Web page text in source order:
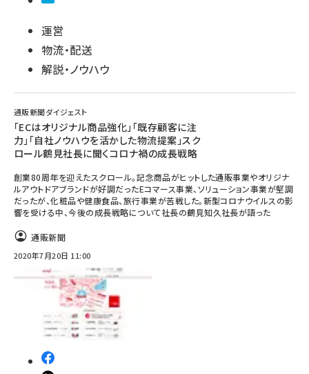
運営
物流・配送
解説・ノウハウ
通販新聞ダイジェスト
「ECはオリジナル商品強化」「既存顧客に注
力」「自社ノウハウを活かした物流提案」スク
ロール鶴見社長に聞くコロナ禍の成長戦略
創業80周年を迎えたスクロール。記念商品がヒットした通販事業やオリジナ
ルアウトドアブランドが好調だったEコマース事業、ソリューション事業が堅調
だったが、化粧品や健康食品、旅行事業が苦戦した。新型コロナウイルスの影
響を受ける中、今後の成長戦略について社長の鶴見知久社長が語った
通販新聞
2020年7月20日 11:00